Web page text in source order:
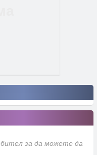
за да можете да